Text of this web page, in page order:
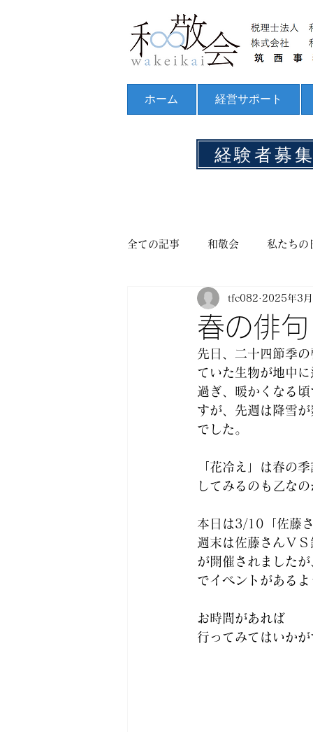
ホーム 経営サポート
経験者募
全ての記事 和敬会 私たちの
春の俳句
tfc082 2025年3
先日、二十四節季
ていた生物が地中
過ぎ、暖かくなる
すが、先週は降雪
でした。
「花冷え」は春の
してみるのも乙な
本日は3/10「佐藤
週末は佐藤さんＶ
が開催されました
でイベントがある
お時間があれば
行ってみてはいか